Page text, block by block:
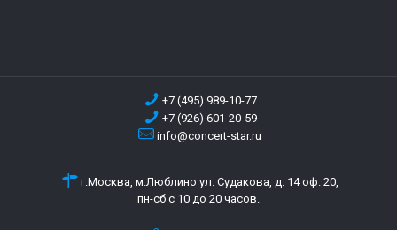
+7 (495) 989-10-77
+7 (926) 601-20-59
info@concert-star.ru
г.Москва, м.Люблино ул. Судакова, д. 14 оф. 20,
пн-сб с 10 до 20 часов.